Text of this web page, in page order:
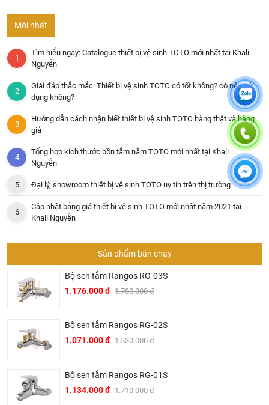
Mới nhất
Tìm hiểu ngay: Catalogue thiết bị vệ sinh TOTO mới nhất tại Khali
Nguyễn
Giải đáp thắc mắc: Thiết bị vệ sinh TOTO có tốt không? có nên sử
dụng không?
Hướng dẫn cách nhận biết thiết bị vệ sinh TOTO hàng thật và hàng
giả
Tổng hợp kích thước bồn tắm nằm TOTO mới nhất tại Khali
Nguyễn
Đại lý, showroom thiết bị vệ sinh TOTO uy tín trên thị trường
Cập nhật bảng giá thiết bị vệ sinh TOTO mới nhất năm 2021 tại
Khali Nguyễn
Sản phẩm bán chạy
Bộ sen tắm Rangos RG-03S
1.176.000 đ 1.780.000 đ
Bộ sen tắm Rangos RG-02S
1.071.000 đ 1.530.000 đ
Bộ sen tắm Rangos RG-01S
1.134.000 đ 1.710.000 đ